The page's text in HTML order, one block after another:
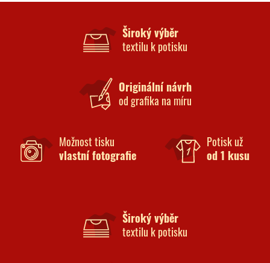
Široký výběr
textilu k potisku
Originální návrh
od grafika na míru
Možnost tisku
vlastní fotografie
Potisk už
od 1 kusu
Široký výběr
textilu k potisku